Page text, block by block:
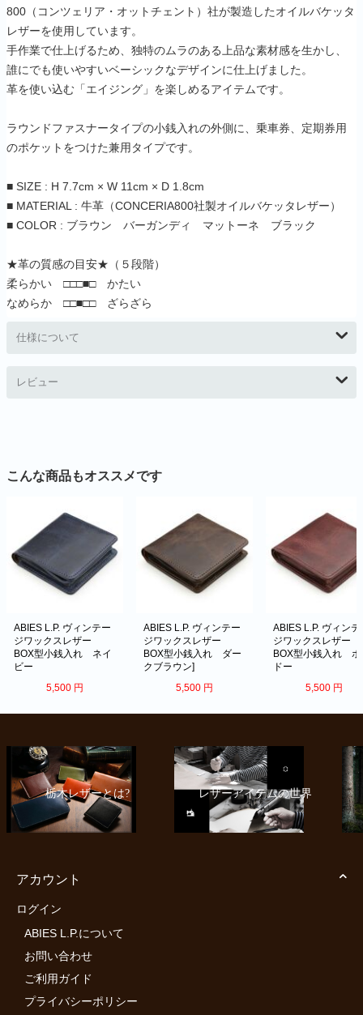
800（コンツェリア・オットチェント）社が製造したオイルバケッタ
レザーを使用しています。
手作業で仕上げるため、独特のムラのある上品な素材感を生かし、
誰にでも使いやすいベーシックなデザインに仕上げました。
革を使い込む「エイジング」を楽しめるアイテムです。
ラウンドファスナータイプの小銭入れの外側に、乗車券、定期券用
のポケットをつけた兼用タイプです。
■ SIZE : H 7.7cm × W 11cm × D 1.8cm
■ MATERIAL : 牛革（CONCERIA800社製オイルバケッタレザー）
■ COLOR : ブラウン バーガンディ マットーネ ブラック
★革の質感の目安★（５段階）
柔らかい □□□■□ かたい
なめらか □□■□□ ざらざら
仕様について
レビュー
こんな商品もオススメです
ABIES L.P. ヴィンテー
ジワックスレザー
BOX型小銭入れ ネイ
ビー
5,500 円
ABIES L.P. ヴィンテー
ジワックスレザー
BOX型小銭入れ ダー
クブラウン]
5,500 円
ABIES L.P. ヴィンテ
ジワックスレザー
BOX型小銭入れ ボ
ドー
5,500 円
栃木レザーとは? レザーアイテムの世界
アカウント
ログイン
ABIES L.P.について
お問い合わせ
ご利用ガイド
プライバシーポリシー